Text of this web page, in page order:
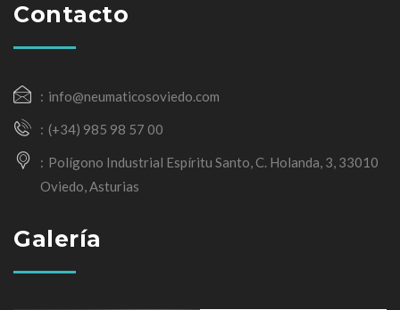
Contacto
info@neumaticosoviedo.com
(+34) 985 98 57 00
Polígono Industrial Espíritu Santo, C. Holanda, 3, 33010
Oviedo, Asturias
Galería